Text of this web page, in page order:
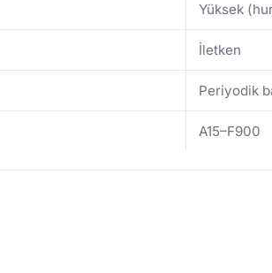
Yüksek
İletken
Periyodik
A15–F900